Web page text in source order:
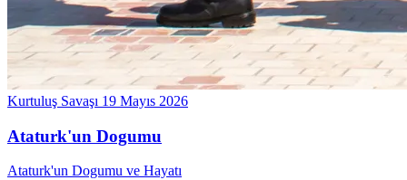
Kurtuluş Savaşı 19 Mayıs 2026
Ataturk'un Dogumu
Ataturk'un Dogumu ve Hayatı